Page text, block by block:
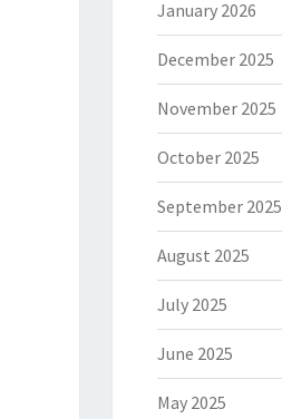
January 2026
December 2025
November 2025
October 2025
September 2025
August 2025
July 2025
June 2025
May 2025